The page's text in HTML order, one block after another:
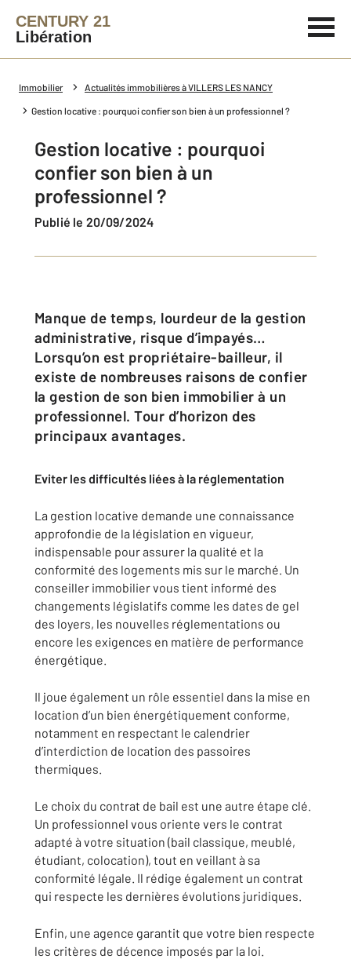
CENTURY 21
Libération
Immobilier Actualités immobilières à VILLERS LES NANCY
Gestion locative : pourquoi confier son bien à un professionnel ?
Gestion locative : pourquoi
confier son bien à un
professionnel ?
Publié le 20/09/2024
Manque de temps, lourdeur de la gestion
administrative, risque d’impayés…
Lorsqu’on est propriétaire-bailleur, il
existe de nombreuses raisons de confier
la gestion de son bien immobilier à un
professionnel. Tour d’horizon des
principaux avantages.
Eviter les difficultés liées à la réglementation
La gestion locative demande une connaissance
approfondie de la législation en vigueur,
indispensable pour assurer la qualité et la
conformité des logements mis sur le marché. Un
conseiller immobilier vous tient informé des
changements législatifs comme les dates de gel
des loyers, les nouvelles réglementations ou
encore les exigences en matière de performance
énergétique.
Il joue également un rôle essentiel dans la mise en
location d’un bien énergétiquement conforme,
notamment en respectant le calendrier
d’interdiction de location des passoires
thermiques.
Le choix du contrat de bail est une autre étape clé.
Un professionnel vous oriente vers le contrat
adapté à votre situation (bail classique, meublé,
étudiant, colocation), tout en veillant à sa
conformité légale. Il rédige également un contrat
qui respecte les dernières évolutions juridiques.
Enfin, une agence garantit que votre bien respecte
les critères de décence imposés par la loi.